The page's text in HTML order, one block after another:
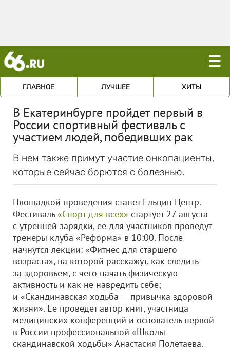
☰
ГЛАВНОЕ ЛУЧШЕЕ ХИТЫ
В Екатеринбурге пройдет первый в
России спортивный фестиваль с
участием людей, победивших рак
В нем также примут участие онкопациенты,
которые сейчас борются с болезнью.
Площадкой проведения станет Ельцин Центр.
Фестиваль«Спорт для всех» стартует 27 августа
с утренней зарядки, ее для участников проведут
тренеры клуба «Реформа» в 10:00. После
начнутся лекции: «Фитнес для старшего
возраста», на которой расскажут, как следить
за здоровьем, с чего начать физическую
активность и как не навредить себе;
и «Скандинавская ходьба — привычка здоровой
жизни». Ее проведет автор книг, участница
медицинских конференций и основатель первой
в России профессиональной «Школы
скандинавской ходьбы» Анастасия Полетаева.